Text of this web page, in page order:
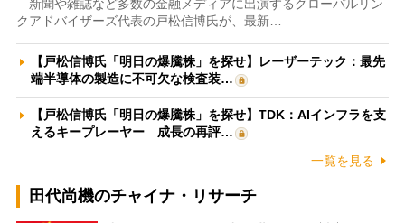
新聞や雑誌など多数の金融メディアに出演するグローバルリン
クアドバイザーズ代表の戸松信博氏が、最新…
【戸松信博氏「明日の爆騰株」を探せ】レーザーテック：最先
端半導体の製造に不可欠な検査装…
【戸松信博氏「明日の爆騰株」を探せ】TDK：AIインフラを支
えるキープレーヤー 成長の再評…
一覧を見る
田代尚機のチャイナ・リサーチ